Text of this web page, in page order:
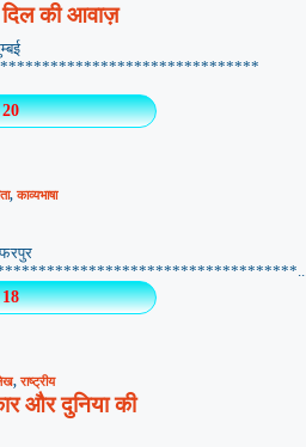
दिल की आवाज़
,काव्यभाषा
,राष्ट्रीय
और दुनिया की